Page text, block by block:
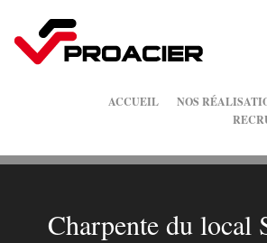
ACCUEIL NOS
Charpente du local